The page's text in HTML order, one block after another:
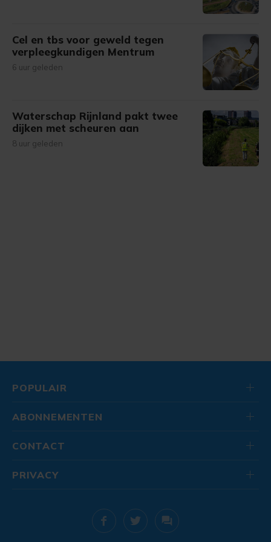
Cel en tbs voor geweld tegen
verpleegkundigen Mentrum
6 uur geleden
Waterschap Rijnland pakt twee
dijken met scheuren aan
8 uur geleden
POPULAIR
ABONNEMENTEN
CONTACT
PRIVACY